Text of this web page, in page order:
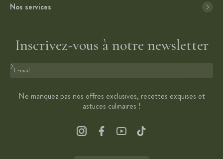
Nos services
Inscrivez-vous à notre newsletter
Format : adresse@email.com
Ne manquez pas nos offres exclusives, recettes exquises et
astuces culinaires !